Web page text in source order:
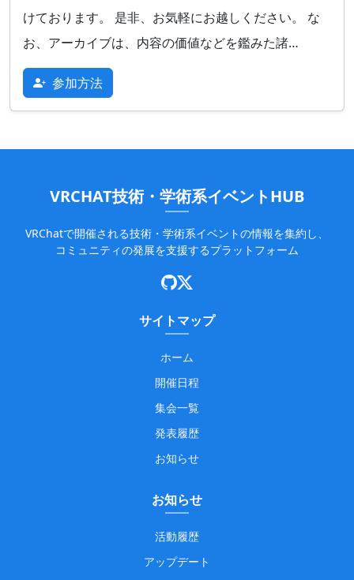
けております。 是非、お気軽にお越しください。 な
お、アーカイブは、内容の価値などを鑑みた諸…
参加方法
VRCHAT技術・学術系イベントHUB
VRChatで開催される技術・学術系イベントの情報を集約し、
コミュニティの発展を支援するプラットフォーム
サイトマップ
ホーム
開催日程
集会一覧
発表履歴
お知らせ
お知らせ
活動履歴
アップデート